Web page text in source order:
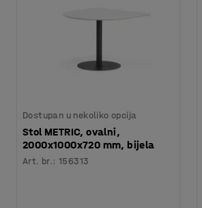
Dostupan u nekoliko opcija
Stol METRIC, ovalni,
2000x1000x720 mm, bijela
Art. br.:156313